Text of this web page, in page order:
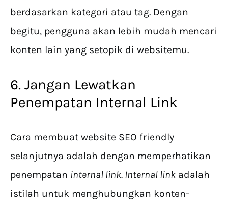
berdasarkan kategori atau tag. Dengan
begitu, pengguna akan lebih mudah mencari
konten lain yang setopik di websitemu.
6. Jangan Lewatkan
Penempatan Internal Link
Cara membuat website SEO friendly
selanjutnya adalah dengan memperhatikan
penempatan internal link. Internal link adalah
istilah untuk menghubungkan konten-